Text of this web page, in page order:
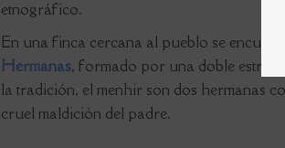
etnográfico.
En una finca cercana al pueblo se
Hermanas, formado por una doble
la tradición, el menhir son dos hermanas
cruel maldición del padre.